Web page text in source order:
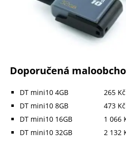
Doporučená
DT mini10 4GB 265 Kč s
DT mini10 8GB 473 Kč s
DT mini10 16GB 1 066 Kč
DT mini10 32GB 2 132 Kč